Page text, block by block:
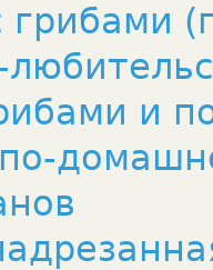
грибами
и